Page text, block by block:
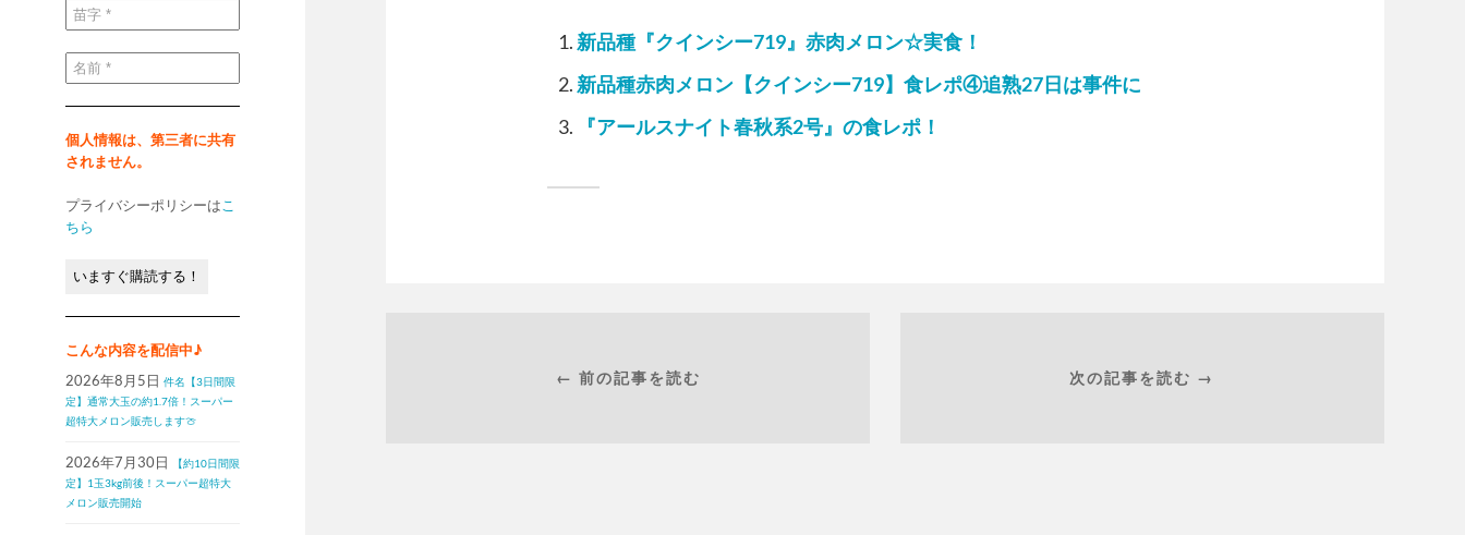
ド
レ
ス
ご
記
入
だ
い
*
苗
字
*
名
前
*
個人情報は、第三者に共有
されません。
プライバシーポリシーはこ
ちら
こんな内容を配信中♪
2026年8月5日 件名【3日間限
定】通常大玉の約1.7倍！スーパー
超特大メロン販売します🍈
2026年7月30日
【約10日間限
定】1玉3kg前後！スーパー超特大
メロン販売開始
新品種『クインシー719』赤肉メロン☆実食！
新品種赤肉メロン【クインシー719】食レポ④追熟27日は事件に
『アールスナイト春秋系2号』の食レポ！
← 前の記事を読む 次の記事を読む →